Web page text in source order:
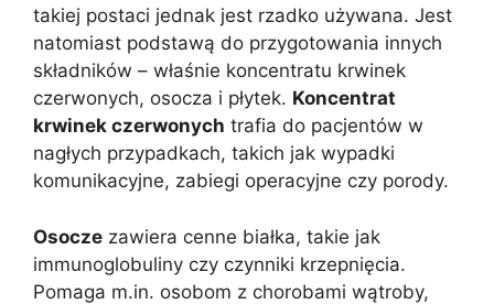
takiej postaci jednak jest rzadko używana. Jest
natomiast podstawą do przygotowania innych
składników – właśnie koncentratu krwinek
czerwonych, osocza i płytek. Koncentrat
krwinek czerwonych trafia do pacjentów w
nagłych przypadkach, takich jak wypadki
komunikacyjne, zabiegi operacyjne czy porody.
Osocze zawiera cenne białka, takie jak
immunoglobuliny czy czynniki krzepnięcia.
Pomaga m.in. osobom z chorobami wątroby,